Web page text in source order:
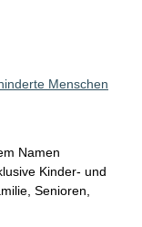
Menschen
Namen
Kinder- und
Senioren,